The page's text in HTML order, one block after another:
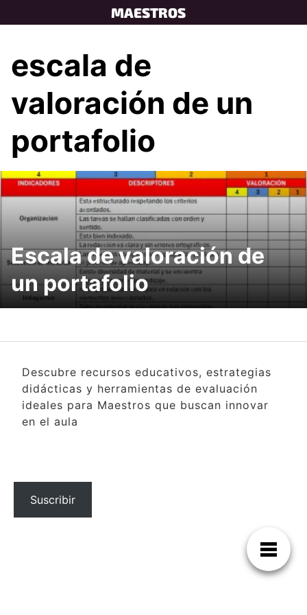
to
MAESTROS
escala de
valoración de un
portafolio
Escala de valoración de
un portafolio
Descubre recursos educativos, estrategias
didácticas y herramientas de evaluación
ideales para Maestros que buscan innovar
en el aula
Suscribir